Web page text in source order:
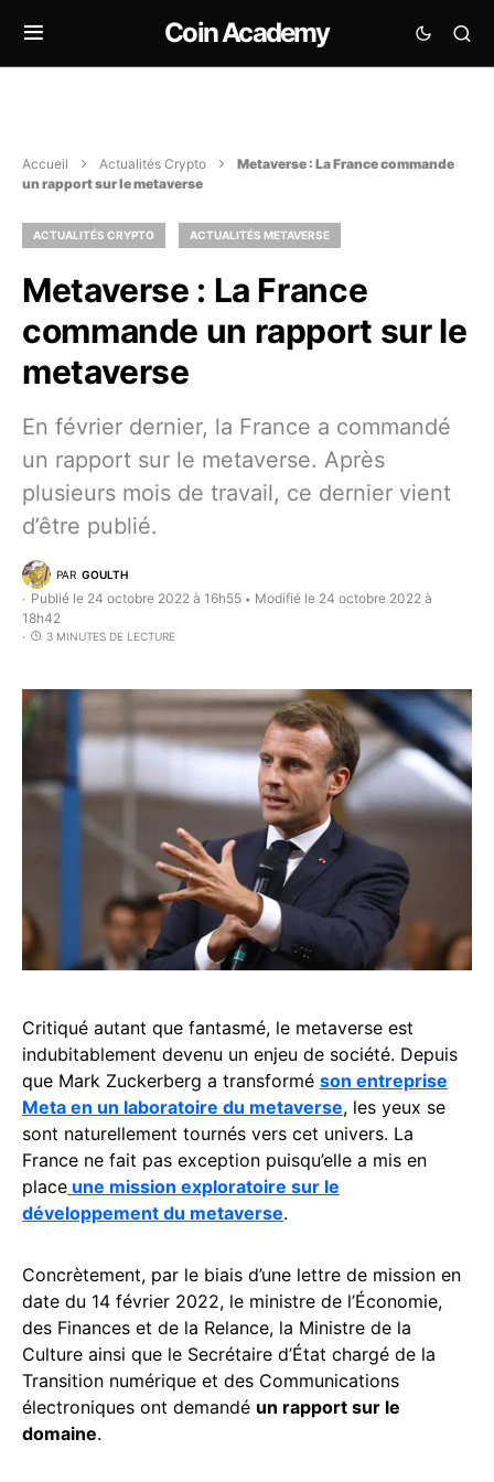
Coin Academy
Accueil Actualités Crypto
Metaverse : La France commande
un rapport sur le metaverse
ACTUALITÉS CRYPTO ACTUALITÉS METAVERSE
Metaverse : La France
commande un rapport sur le
metaverse
En février dernier, la France a commandé
un rapport sur le metaverse. Après
plusieurs mois de travail, ce dernier vient
d’être publié.
PAR GOULTH
Publié le 24 octobre 2022 à 16h55 • Modifié le 24 octobre 2022 à
18h42
3 MINUTES DE LECTURE
Critiqué autant que fantasmé, le metaverse est
indubitablement devenu un enjeu de société. Depuis
que Mark Zuckerberg a transformé son entreprise
Meta en un laboratoire du metaverse, les yeux se
sont naturellement tournés vers cet univers. La
France ne fait pas exception puisqu’elle a mis en
place une mission exploratoire sur le
développement du metaverse.
Concrètement, par le biais d’une lettre de mission en
date du 14 février 2022, le ministre de l’Économie,
des Finances et de la Relance, la Ministre de la
Culture ainsi que le Secrétaire d’État chargé de la
Transition numérique et des Communications
électroniques ont demandé un rapport sur le
domaine.